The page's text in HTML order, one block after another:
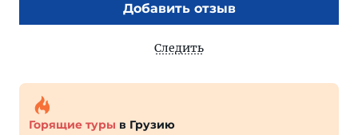
Добавить отзыв
Следить
Горящие туры в Грузию